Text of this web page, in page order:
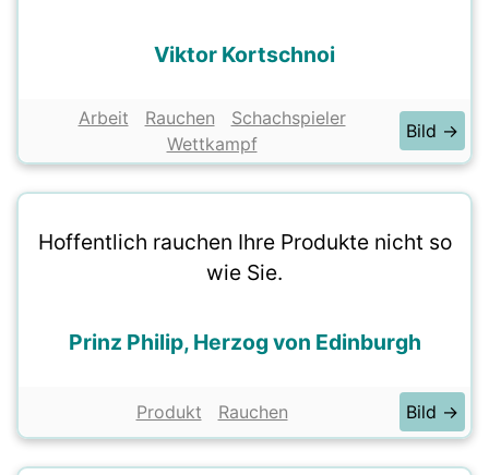
Viktor Kortschnoi
Arbeit Rauchen
Schachspieler
Wettkampf
Bild →
Hoffentlich rauchen Ihre Produkte nicht so
wie Sie.
Prinz Philip, Herzog von Edinburgh
Produkt Rauchen Bild →